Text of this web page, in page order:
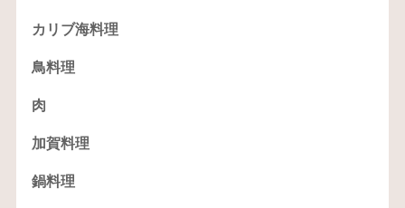
カリブ海料理
鳥料理
肉
加賀料理
鍋料理